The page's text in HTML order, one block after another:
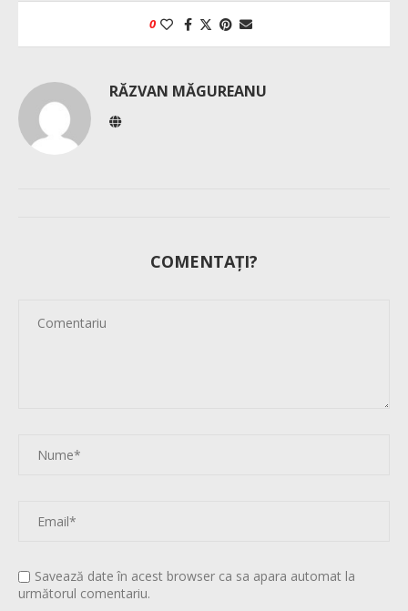
0
RĂZVAN MĂGUREANU
COMENTAȚI?
Savează date în acest browser ca sa apara automat la
următorul comentariu.